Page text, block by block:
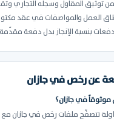
توثيق المقاول وسجله التجاري
العمل والمواصفات في عقد
بنسبة الإنجاز بدل دفعة
عن رخص في جازان
في جازان؟
تتصفّح ملفات رخص في جازان مع